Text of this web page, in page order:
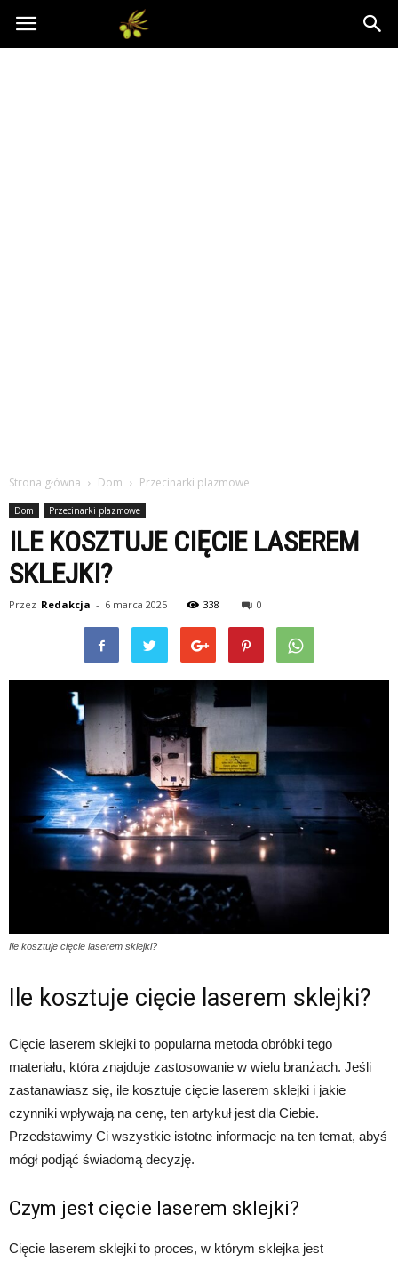
Oliwkowo.pl
Strona główna Dom Przecinarki plazmowe
Dom Przecinarki plazmowe
ILE KOSZTUJE CIĘCIE LASEREM
SKLEJKI?
Przez Redakcja - 6 marca 2025 338 0
Ile kosztuje cięcie laserem sklejki?
Ile kosztuje cięcie laserem sklejki?
Cięcie laserem sklejki to popularna metoda obróbki tego
materiału, która znajduje zastosowanie w wielu branżach. Jeśli
zastanawiasz się, ile kosztuje cięcie laserem sklejki i jakie
czynniki wpływają na cenę, ten artykuł jest dla Ciebie.
Przedstawimy Ci wszystkie istotne informacje na ten temat, abyś
mógł podjąć świadomą decyzję.
Czym jest cięcie laserem sklejki?
Cięcie laserem sklejki to proces, w którym sklejka jest